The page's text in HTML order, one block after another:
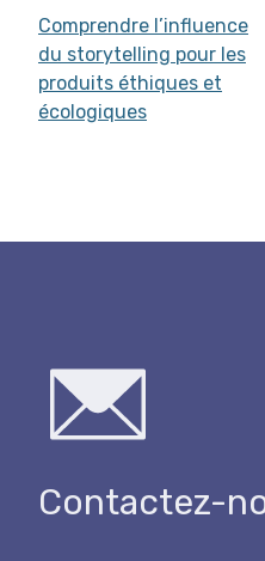
Comprendre l’influence
du storytelling pour les
produits éthiques et
écologiques
Contactez-